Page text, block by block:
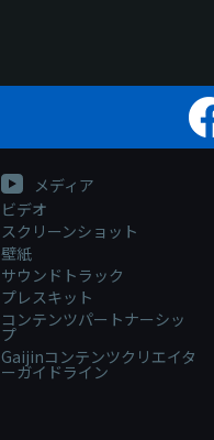
メディア
ビデオ
スクリーンショット
壁紙
サウンドトラック
プレスキット
コンテンツパートナーシッ
プ
Gaijinコンテンツクリエイタ
ーガイドライン